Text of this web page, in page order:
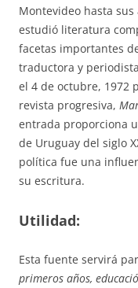
Montevideo hasta
estudió literatura
facetas importantes
traductora y
el 4 de octubre, 1972
revista progresiva,
entrada proporciona
de Uruguay del siglo
política fue una
su escritura.
Utilidad:
Esta fuente servirá
primeros años,